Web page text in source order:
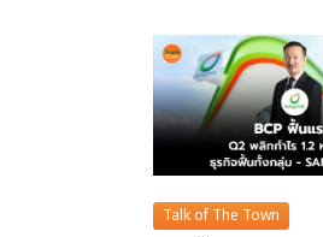
Talk of The Town